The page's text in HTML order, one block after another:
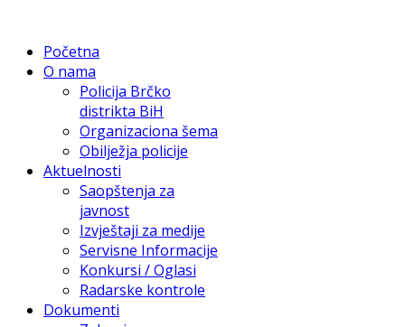
Početna
O nama
Policija Brčko
distrikta BiH
Organizaciona šema
Obilježja policije
Aktuelnosti
Saopštenja za
javnost
Izvještaji za medije
Servisne Informacije
Konkursi / Oglasi
Radarske kontrole
Dokumenti